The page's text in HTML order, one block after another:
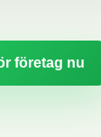
företag nu